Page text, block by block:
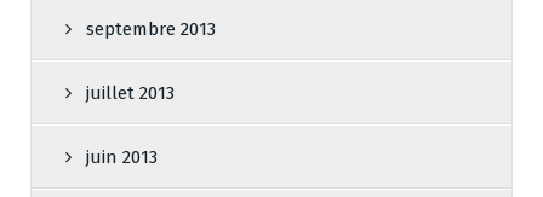
septembre 2013
juillet 2013
juin 2013